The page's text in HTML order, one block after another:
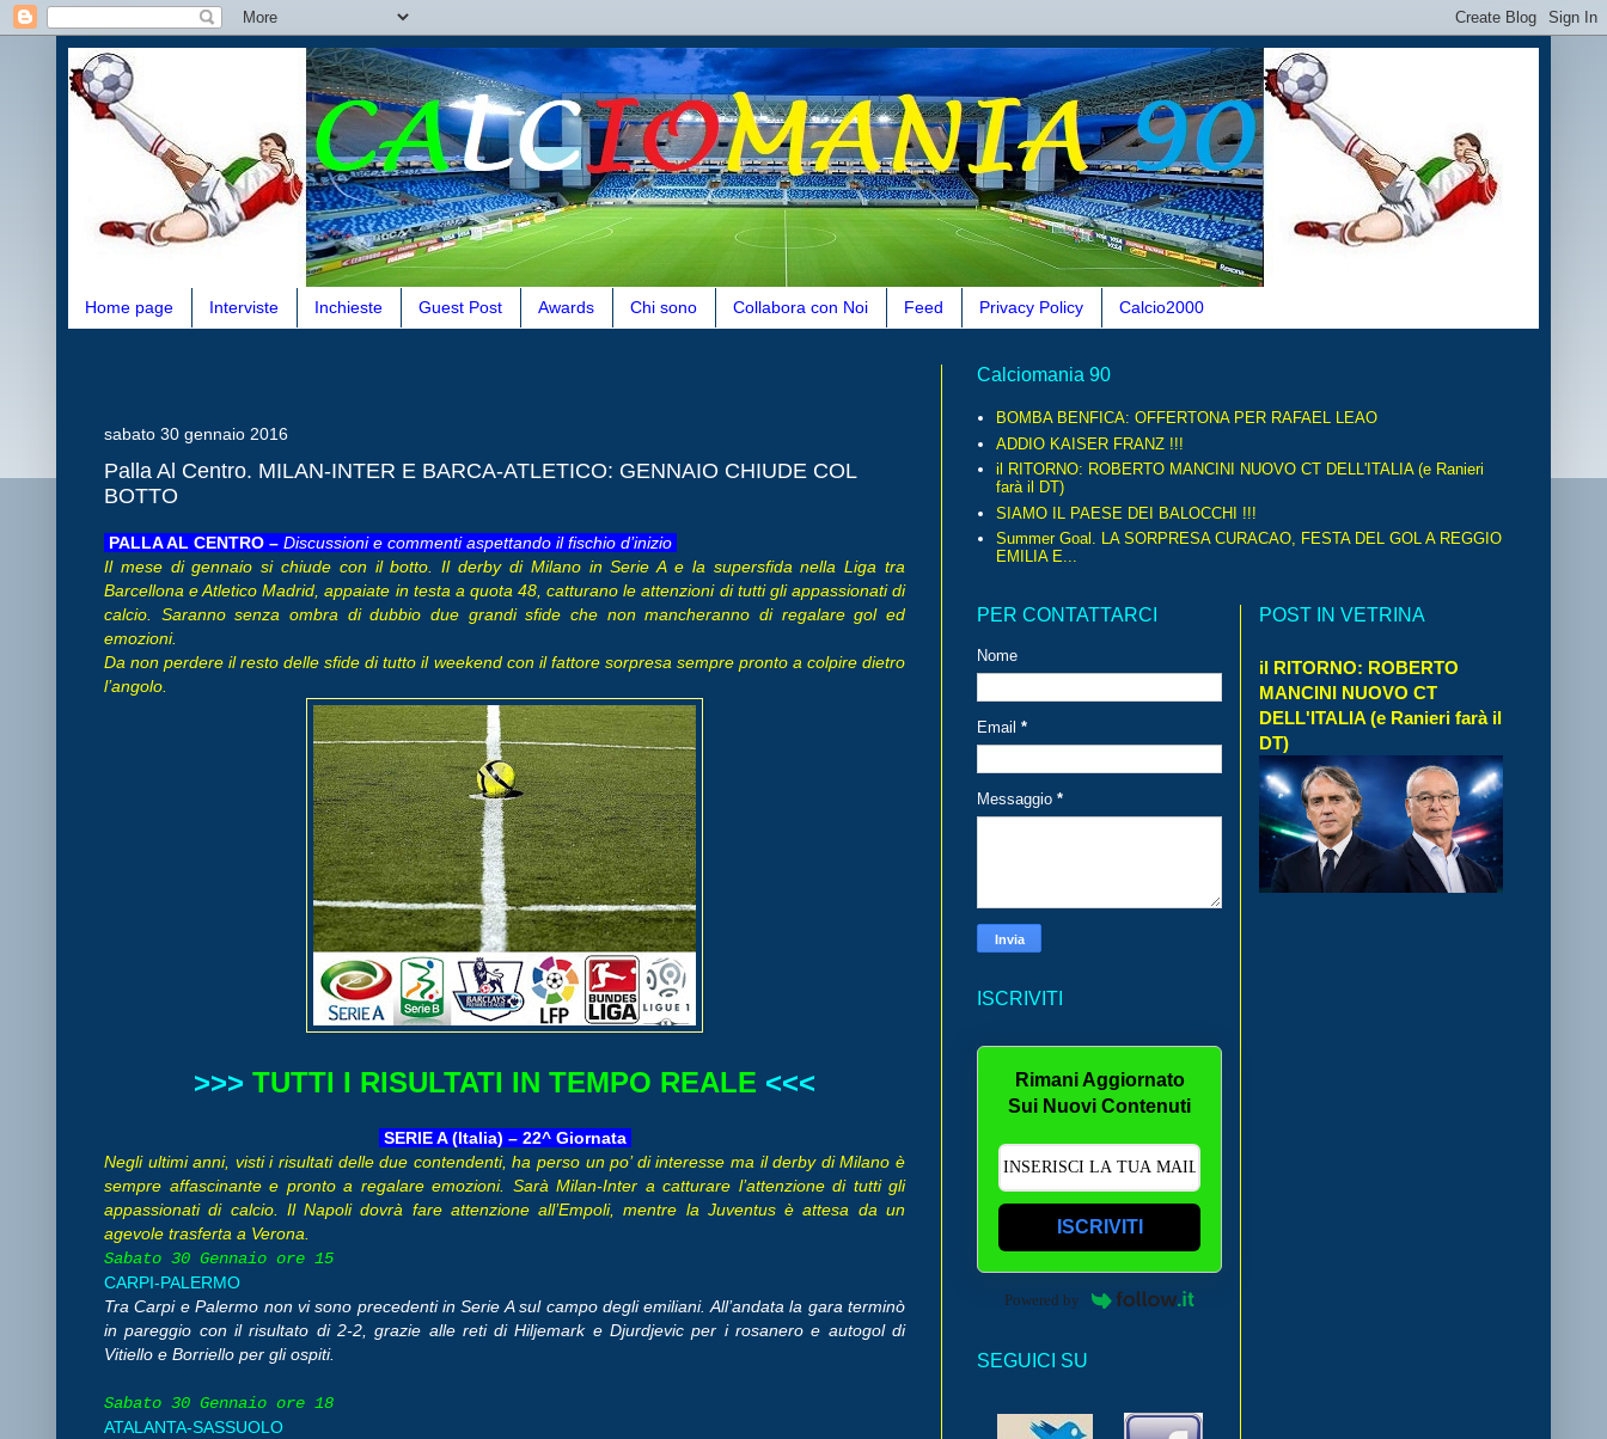
Home page Interviste Inchieste Guest Post Awards Chi sono Collabora con Noi Feed Privacy Policy Calcio2000
sabato 30 gennaio 2016
Palla Al Centro. MILAN-INTER E BARCA-ATLETICO: GENNAIO CHIUDE COL
BOTTO
PALLA AL CENTRO – Discussioni e commenti aspettando il fischio d’inizio
Il mese di gennaio si chiude con il botto. Il derby di Milano in Serie A e la supersfida nella Liga tra
Barcellona e Atletico Madrid, appaiate in testa a quota 48, catturano le attenzioni di tutti gli appassionati di
calcio. Saranno senza ombra di dubbio due grandi sfide che non mancheranno di regalare gol ed
emozioni.
Da non perdere il resto delle sfide di tutto il weekend con il fattore sorpresa sempre pronto a colpire dietro
l’angolo.
>>> TUTTI I RISULTATI IN TEMPO REALE <<<
SERIE A (Italia) – 22^ Giornata
Negli ultimi anni, visti i risultati delle due contendenti, ha perso un po’ di interesse ma il derby di Milano è
sempre affascinante e pronto a regalare emozioni. Sarà Milan-Inter a catturare l’attenzione di tutti gli
appassionati di calcio. Il Napoli dovrà fare attenzione all’Empoli, mentre la Juventus è attesa da un
agevole trasferta a Verona.
Sabato 30 Gennaio ore 15
CARPI-PALERMO
Tra Carpi e Palermo non vi sono precedenti in Serie A sul campo degli emiliani. All’andata la gara terminò
in pareggio con il risultato di 2-2, grazie alle reti di Hiljemark e Djurdjevic per i rosanero e autogol di
Vitiello e Borriello per gli ospiti.
Sabato 30 Gennaio ore 18
ATALANTA-SASSUOLO
Calciomania 90
BOMBA BENFICA: OFFERTONA PER RAFAEL LEAO
ADDIO KAISER FRANZ !!!
il RITORNO: ROBERTO MANCINI NUOVO CT DELL'ITALIA (e Ranieri
farà il DT)
SIAMO IL PAESE DEI BALOCCHI !!!
Summer Goal. LA SORPRESA CURACAO, FESTA DEL GOL A REGGIO
EMILIA E...
PER CONTATTARCI
Nome
Email *
Messaggio *
ISCRIVITI
Rimani Aggiornato
Sui Nuovi Contenuti
ISCRIVITI
Powered by
SEGUICI SU
POST IN VETRINA
il RITORNO: ROBERTO
MANCINI NUOVO CT
DELL'ITALIA (e Ranieri farà il
DT)